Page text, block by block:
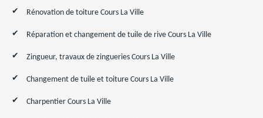
Rénovation de toiture Cours La Ville
Réparation et changement de tuile de rive Cours La Ville
Zingueur, travaux de zingueries Cours La Ville
Changement de tuile et toiture Cours La Ville
Charpentier Cours La Ville